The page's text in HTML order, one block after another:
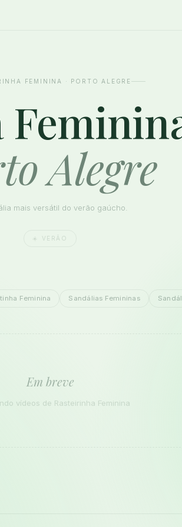
FEMININA · PORTO ALEGRE
Alegre
mais versátil do verão gaúcho.
☀️ VERÃO
Feminina Sandálias Femininas
Em breve
vídeos de Rasteirinha Feminina